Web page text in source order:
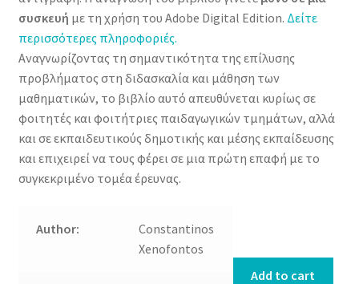
συσκευή με τη χρήση του Adobe Digital Edition. Δείτε
περισσότερες πληροφοριές.
Αναγνωρίζοντας τη σημαντικότητα της επίλυσης
προβλήματος στη διδασκαλία και μάθηση των
μαθηματικών, το βιβλίο αυτό απευθύνεται κυρίως σε
φοιτητές και φοιτήτριες παιδαγωγικών τμημάτων, αλλά
και σε εκπαιδευτικούς δημοτικής και μέσης εκπαίδευσης
και επιχειρεί να τους φέρει σε μια πρώτη επαφή με το
συγκεκριμένο τομέα έρευνας.
Author:
Constantinos
Xenofontos
Add to cart